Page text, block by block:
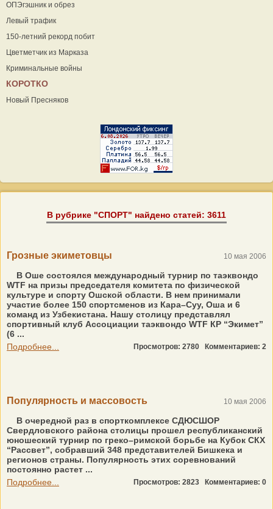
ОПЭгэшник и обрез
Левый трафик
150-летний рекорд побит
Цветметчик из Марказа
Криминальные войны
КОРОТКО
Новый Пресняков
В рубрике "СПОРТ" найдено статей: 3611
Грозные экиметовцы 10 мая 2006
В Оше состоялся международный турнир по таэквондо
WTF на призы председателя комитета по физической
культуре и спорту Ошской области. В нем принимали
участие более 150 спортсменов из Кара–Суу, Оша и 6
команд из Узбекистана. Нашу столицу представлял
спортивный клуб Ассоциации таэквондо WTF КР “Экимет”
(6 ...
Подробнее...
Просмотров: 2780 Комментариев: 2
Популярность и массовость 10 мая 2006
В очередной раз в спорткомплексе СДЮСШОР
Свердловского района столицы прошел республиканский
юношеский турнир по греко–римской борьбе на Кубок СКХ
“Рассвет”, собравший 348 представителей Бишкека и
регионов страны. Популярность этих соревнований
постоянно растет ...
Подробнее...
Просмотров: 2823 Комментариев: 0